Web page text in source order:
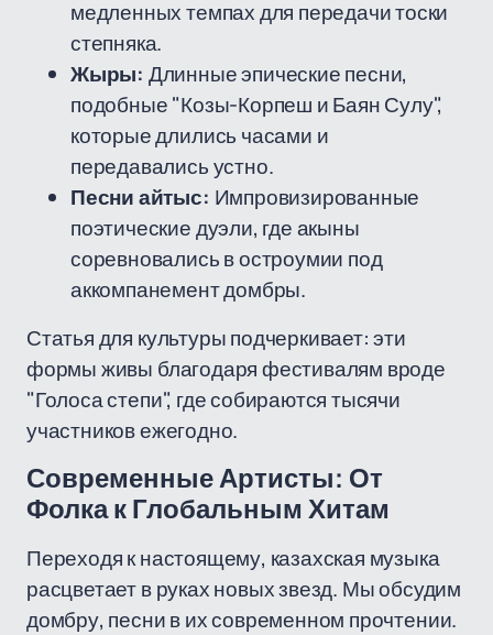
медленных темпах для передачи тоски
степняка.
Жыры: Длинные эпические песни,
подобные "Козы-Корпеш и Баян Сулу",
которые длились часами и
передавались устно.
Песни айтыс: Импровизированные
поэтические дуэли, где акыны
соревновались в остроумии под
аккомпанемент домбры.
Статья для культуры подчеркивает: эти
формы живы благодаря фестивалям вроде
"Голоса степи", где собираются тысячи
участников ежегодно.
Современные Артисты: От
Фолка к Глобальным Хитам
Переходя к настоящему, казахская музыка
расцветает в руках новых звезд. Мы обсудим
домбру, песни в их современном прочтении.